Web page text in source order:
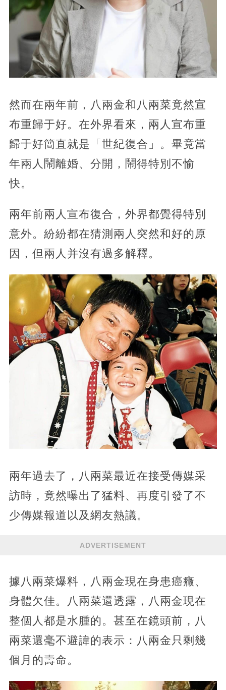
然而在兩年前，八兩金和八兩菜竟然宣
布重歸于好。在外界看來，兩人宣布重
歸于好簡直就是「世紀復合」。畢竟當
年兩人鬧離婚、分開，鬧得特別不愉
快。
兩年前兩人宣布復合，外界都覺得特別
意外。紛紛都在猜測兩人突然和好的原
因，但兩人并沒有過多解釋。
兩年過去了，八兩菜最近在接受傳媒采
訪時，竟然曝出了猛料、再度引發了不
少傳媒報道以及網友熱議。
ADVERTISEMENT
據八兩菜爆料，八兩金現在身患癌癥、
身體欠佳。八兩菜還透露，八兩金現在
整個人都是水腫的。甚至在鏡頭前，八
兩菜還毫不避諱的表示：八兩金只剩幾
個月的壽命。